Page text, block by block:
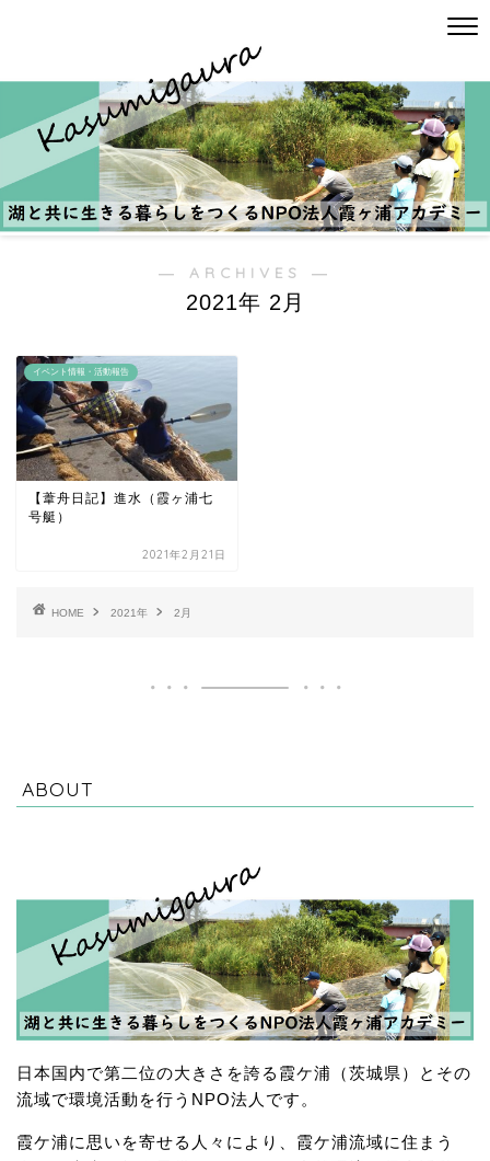
― ARCHIVES ―
2021年 2月
イベント情報・活動報告
【葦舟日記】進水（霞ヶ浦七
号艇）
2021年2月21日
HOME 2021年 2月
ABOUT
日本国内で第二位の大きさを誇る霞ケ浦（茨城県）とその
流域で環境活動を行うNPO法人です。
霞ケ浦に思いを寄せる人々により、霞ケ浦流域に住まう